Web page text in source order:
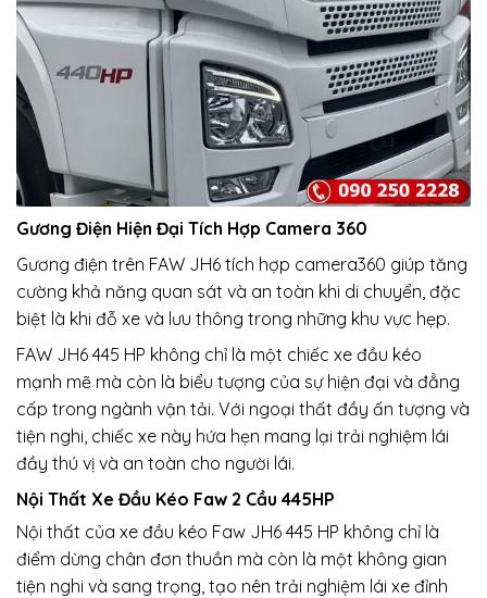
Gương Điện Hiện Đại Tích Hợp Camera 360
Gương điện trên FAW JH6 tích hợp camera360 giúp tăng
cường khả năng quan sát và an toàn khi di chuyển, đặc
biệt là khi đỗ xe và lưu thông trong những khu vực hẹp.
FAW JH6 445 HP không chỉ là một chiếc xe đầu kéo
mạnh mẽ mà còn là biểu tượng của sự hiện đại và đẳng
cấp trong ngành vận tải. Với ngoại thất đầy ấn tượng và
tiện nghi, chiếc xe này hứa hẹn mang lại trải nghiệm lái
đầy thú vị và an toàn cho người lái.
Nội Thất Xe Đầu Kéo Faw 2 Cầu 445HP
Nội thất của xe đầu kéo Faw JH6 445 HP không chỉ là
điểm dừng chân đơn thuần mà còn là một không gian
tiện nghi và sang trọng, tạo nên trải nghiệm lái xe đỉnh